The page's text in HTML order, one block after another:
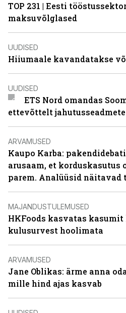
TOP 231 | Eesti
maksuvõlglased
UUDISED
Hiiumaale kavandatakse
UUDISED
ETS Nord omandas
ettevõttelt
ARVAMUSED
Kaupo Karba:
arusaam, et
parem. Analüüsid
MAJANDUSTULEMUSED
HKFoods kasvatas
kulusurvest hoolimata
ARVAMUSED
Jane Oblikas: ärme anna
mille hind ajas kasvab